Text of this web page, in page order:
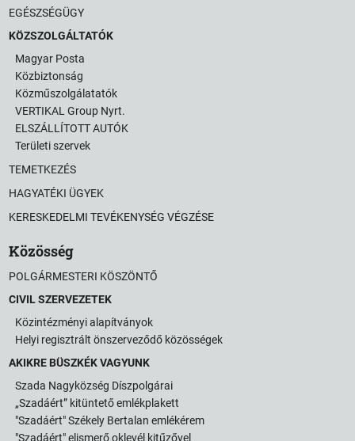
EGÉSZSÉGÜGY
KÖZSZOLGÁLTATÓK
Magyar Posta
Közbiztonság
Közműszolgálatatók
VERTIKAL Group Nyrt.
ELSZÁLLÍTOTT AUTÓK
Területi szervek
TEMETKEZÉS
HAGYATÉKI ÜGYEK
KERESKEDELMI TEVÉKENYSÉG VÉGZÉSE
Közösség
POLGÁRMESTERI KÖSZÖNTŐ
CIVIL SZERVEZETEK
Közintézményi alapítványok
Helyi regisztrált önszerveződő közösségek
AKIKRE BÜSZKÉK VAGYUNK
Szada Nagyközség Díszpolgárai
„Szadáért” kitüntető emlékplakett
"Szadáért" Székely Bertalan emlékérem
"Szadáért" elismerő oklevél kitűzővel